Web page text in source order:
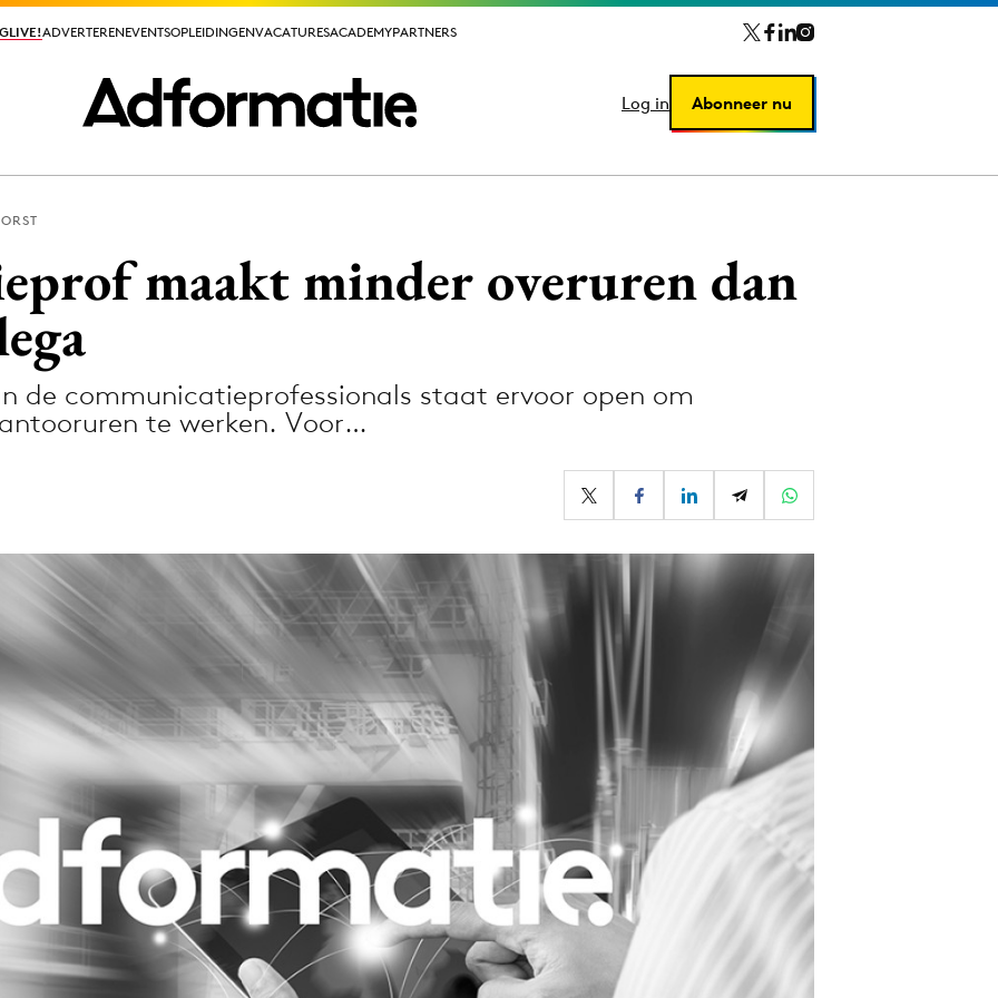
ADVERTERENEVENTSOPLEIDINGENVACATURESACADEMYPARTNERS
Log in Abonneer nu
ADVERTERENEVENTSOPLEIDINGENVACATURESACADEMYPARTNERS
Log in Abonneer nu
Media
Merkstrategie
Reputatie & crisis
maakt minder overuren dan
de communicatieprofessionals staat ervoor open om
te werken. Voor…